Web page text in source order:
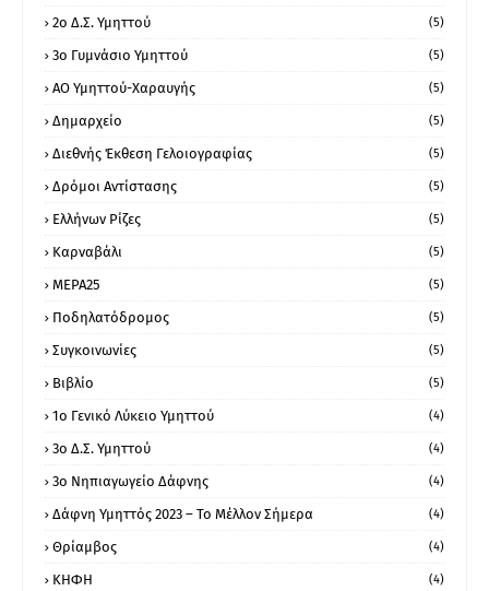
2ο Δ.Σ. Υμηττού (5)
3ο Γυμνάσιο Υμηττού (5)
ΑΟ Υμηττού-Χαραυγής (5)
Δημαρχείο (5)
Διεθνής Έκθεση Γελοιογραφίας (5)
Δρόμοι Αντίστασης (5)
Ελλήνων Ρίζες (5)
Καρναβάλι (5)
ΜΕΡΑ25 (5)
Ποδηλατόδρομος (5)
Συγκοινωνίες (5)
Βιβλίο (5)
1ο Γενικό Λύκειο Υμηττού (4)
3ο Δ.Σ. Υμηττού (4)
3ο Νηπιαγωγείο Δάφνης (4)
Δάφνη Υμηττός 2023 – Το Μέλλον Σήμερα (4)
Θρίαμβος (4)
ΚΗΦΗ (4)